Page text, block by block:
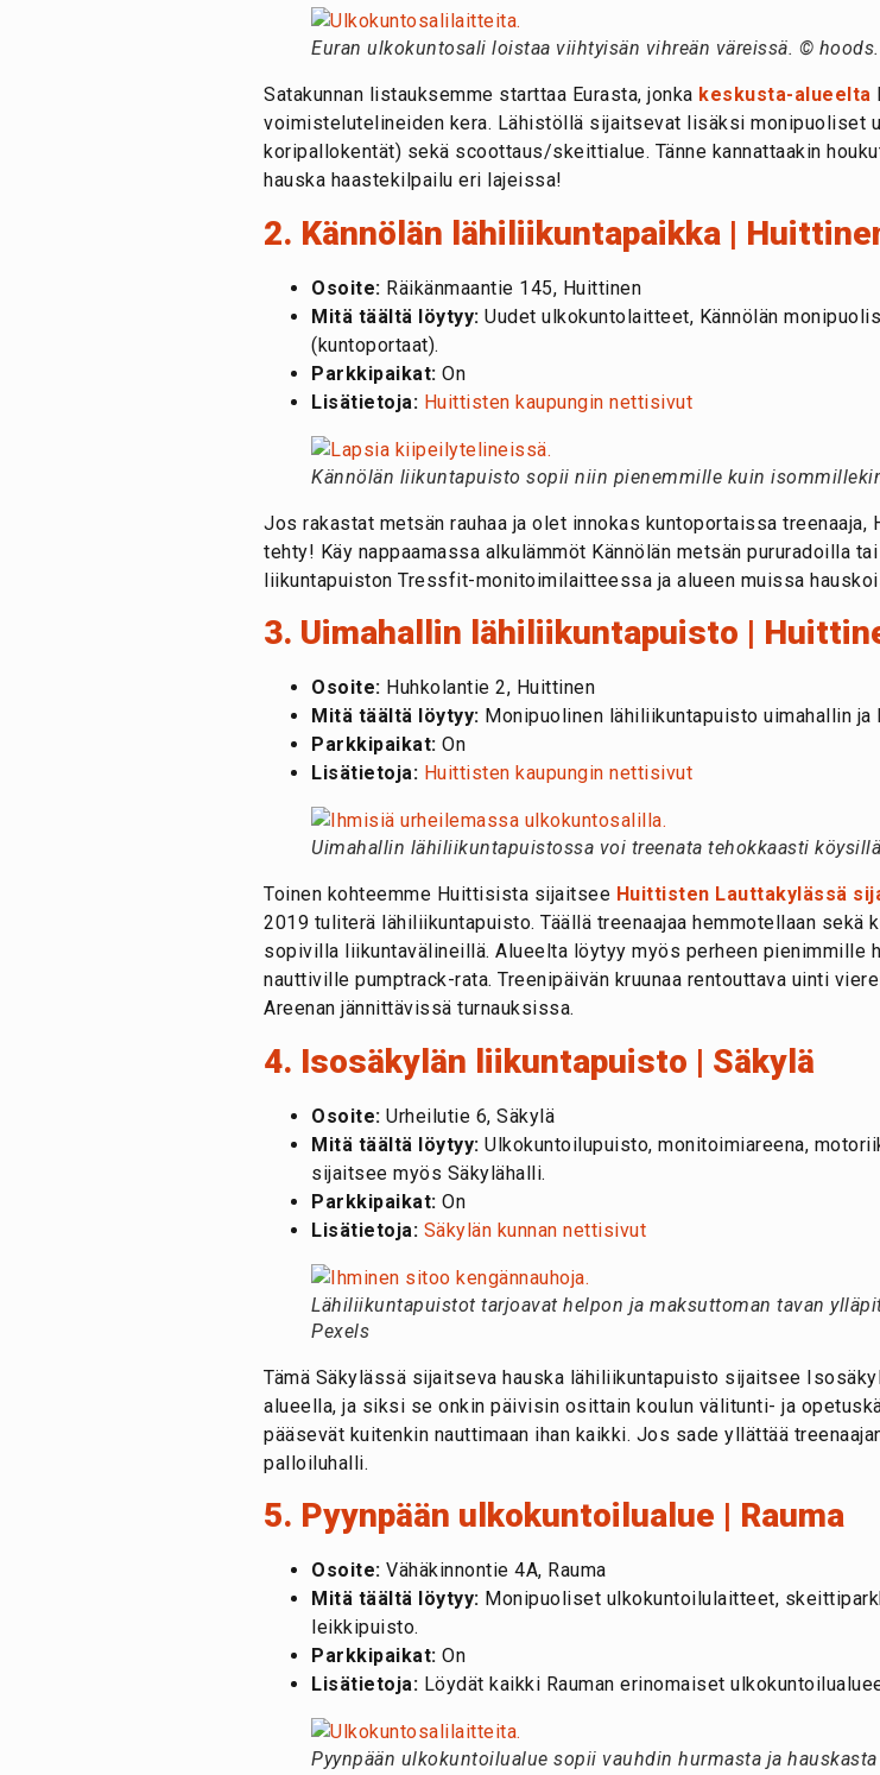
Euran ulkokuntosali loistaa viihtyisän vihreän väreissä. ©
Satakunnan listauksemme starttaa Eurasta, jonka keskusta-alueelta
voimistelutelineiden kera. Lähistöllä sijaitsevat lisäksi monipuoliset
koripallokentät) sekä scoottaus/skeittialue. Tänne kannattaakin
hauska haastekilpailu eri lajeissa!
2. Kännölän lähiliikuntapaikka |
Osoite: Räikänmaantie 145, Huittinen
Mitä täältä löytyy: Uudet ulkokuntolaitteet, Kännölän
(kuntoportaat).
Parkkipaikat: On
Lisätietoja: Huittisten kaupungin nettisivut
Kännölän liikuntapuisto sopii niin pienemmille kuin
Jos rakastat metsän rauhaa ja olet innokas kuntoportaissa
tehty! Käy nappaamassa alkulämmöt Kännölän metsän pururadoilla
liikuntapuiston Tressfit-monitoimilaitteessa ja alueen muissa
3. Uimahallin lähiliikuntapuisto |
Osoite: Huhkolantie 2, Huittinen
Mitä täältä löytyy: Monipuolinen lähiliikuntapuisto uimahallin ja
Parkkipaikat: On
Lisätietoja: Huittisten kaupungin nettisivut
Uimahallin lähiliikuntapuistossa voi treenata tehokkaasti
Toinen kohteemme Huittisista sijaitsee Huittisten Lauttakylässä
2019 tuliterä lähiliikuntapuisto. Täällä treenaajaa hemmotellaan
sopivilla liikuntavälineillä. Alueelta löytyy myös perheen pienimmille
nauttiville pumptrack-rata. Treenipäivän kruunaa rentouttava uinti
Areenan jännittävissä turnauksissa.
4. Isosäkylän liikuntapuisto | Säkylä
Osoite: Urheilutie 6, Säkylä
Mitä täältä löytyy: Ulkokuntoilupuisto, monitoimiareena,
sijaitsee myös Säkylähalli.
Parkkipaikat: On
Lisätietoja: Säkylän kunnan nettisivut
Lähiliikuntapuistot tarjoavat helpon ja maksuttoman tavan
Pexels
Tämä Säkylässä sijaitseva hauska lähiliikuntapuisto sijaitsee
alueella, ja siksi se onkin päivisin osittain koulun välitunti- ja
pääsevät kuitenkin nauttimaan ihan kaikki. Jos sade yllättää
palloiluhalli.
5. Pyynpään ulkokuntoilualue | Rauma
Osoite: Vähäkinnontie 4A, Rauma
Mitä täältä löytyy: Monipuoliset ulkokuntoilulaitteet,
leikkipuisto.
Parkkipaikat: On
Lisätietoja: Löydät kaikki Rauman erinomaiset
Pyynpään ulkokuntoilualue sopii vauhdin hurmasta ja